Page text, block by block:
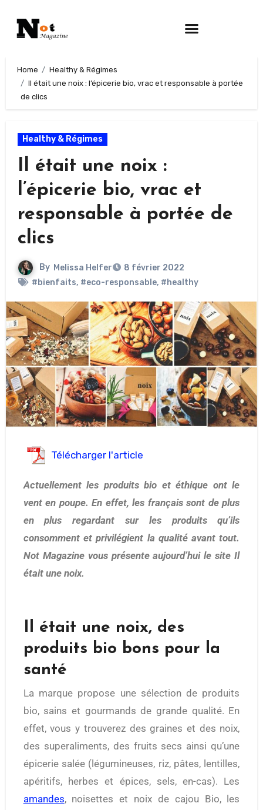
Home
Healthy & Régimes
Il était une noix : l’épicerie bio, vrac et responsable à portée
de clics
Healthy & Régimes
Il était une noix :
l’épicerie bio, vrac et
responsable à portée de
clics
By Melissa Helfer
8 février 2022
#bienfaits, #eco-responsable, #healthy
Télécharger l'article
Actuellement les produits bio et éthique ont le
vent en poupe. En effet, les français sont de plus
en plus regardant sur les produits qu’ils
consomment et privilégient la qualité avant tout.
Not Magazine vous présente aujourd’hui le site Il
était une noix.
Il était une noix, des
produits bio bons pour la
santé
La marque propose une sélection de produits
bio, sains et gourmands de grande qualité. En
effet, vous y trouverez des graines et des noix,
des superaliments, des fruits secs ainsi qu’une
épicerie salée (légumineuses, riz, pâtes, lentilles,
apéritifs, herbes et épices, sels, en-cas). Les
amandes, noisettes et noix de cajou Bio, les